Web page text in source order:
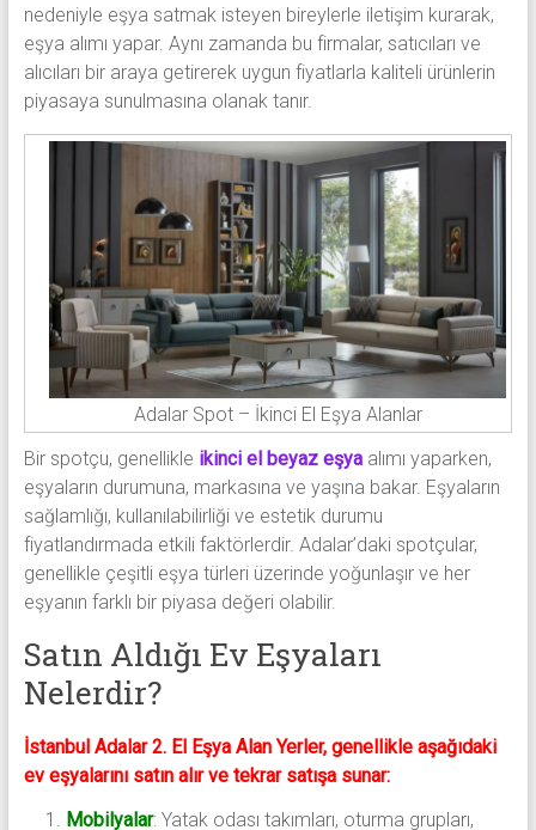
nedeniyle eşya satmak isteyen bireylerle iletişim kurarak,
eşya alımı yapar. Aynı zamanda bu firmalar, satıcıları ve
alıcıları bir araya getirerek uygun fiyatlarla kaliteli ürünlerin
piyasaya sunulmasına olanak tanır.
Adalar Spot – İkinci El Eşya Alanlar
Bir spotçu, genellikle ikinci el beyaz eşyaalımı yaparken,
eşyaların durumuna, markasına ve yaşına bakar. Eşyaların
sağlamlığı, kullanılabilirliği ve estetik durumu
fiyatlandırmada etkili faktörlerdir. Adalar’daki spotçular,
genellikle çeşitli eşya türleri üzerinde yoğunlaşır ve her
eşyanın farklı bir piyasa değeri olabilir.
Satın Aldığı Ev Eşyaları
Nelerdir?
İstanbul Adalar 2. El Eşya Alan Yerler, genellikle aşağıdaki
ev eşyalarını satın alır ve tekrar satışa sunar:
Mobilyalar: Yatak odası takımları, oturma grupları,